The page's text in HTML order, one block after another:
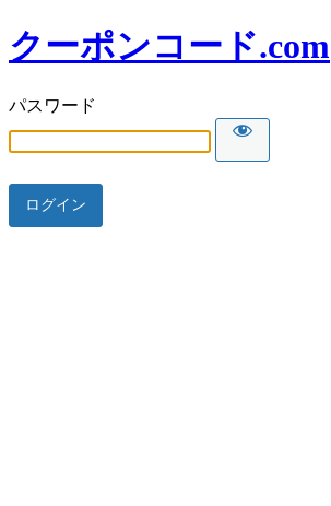
クーポンコード.com
パスワード